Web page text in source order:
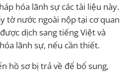
hóa lãnh sự các tài liệu này.
tờ nước ngoài nộp tại cơ quan
dịch sang tiếng Việt và
lãnh sự, nếu cần thiết.
hồ sơ bị trả về để bổ sung,